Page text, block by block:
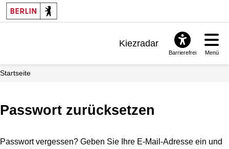
Kiezradar
Barrierefrei Menü
Startseite
Passwort zurücksetzen
Passwort vergessen? Geben Sie Ihre E-Mail-Adresse ein und